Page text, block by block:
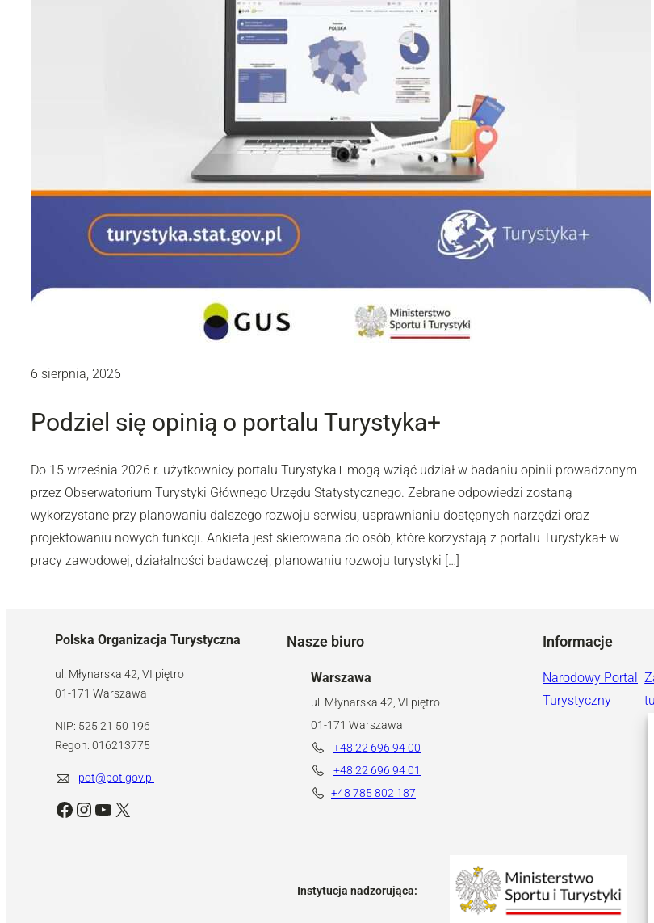
6 sierpnia, 2026
Podziel się opinią o portalu Turystyka+
Do 15 września 2026 r. użytkownicy portalu Turystyka+ mogą wziąć udział w badaniu opinii prowadzonym
przez Obserwatorium Turystyki Głównego Urzędu Statystycznego. Zebrane odpowiedzi zostaną
wykorzystane przy planowaniu dalszego rozwoju serwisu, usprawnianiu dostępnych narzędzi oraz
projektowaniu nowych funkcji. Ankieta jest skierowana do osób, które korzystają z portalu Turystyka+ w
pracy zawodowej, działalności badawczej, planowaniu rozwoju turystyki […]
Polska Organizacja Turystyczna
ul. Młynarska 42, VI piętro
01-171 Warszawa
NIP: 525 21 50 196
Regon: 016213775
pot@pot.gov.pl
Facebook Instagram YouTube X
Nasze biuro
Warszawa
ul. Młynarska 42, VI piętro
01-171 Warszawa
+48 22 696 94 00
+48 22 696 94 01
+48 785 802 187
Informacje
Narodowy Portal
Turystyczny
Instytucja nadzorująca: